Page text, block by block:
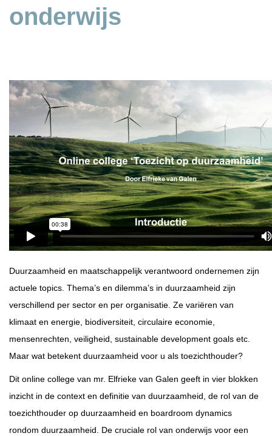
onderwijs
Duurzaamheid en maatschappelijk verantwoord ondernemen zijn
actuele topics. Thema’s en dilemma’s in duurzaamheid zijn
verschillend per sector en per organisatie. Ze variëren van
klimaat en energie, biodiversiteit, circulaire economie,
mensenrechten, veiligheid, sustainable development goals etc.
Maar wat betekent duurzaamheid voor u als toezichthouder?
Dit online college van mr. Elfrieke van Galen geeft in vier blokken
inzicht in de context en definitie van duurzaamheid, de rol van de
toezichthouder op duurzaamheid en boardroom dynamics
rondom duurzaamheid. De cruciale rol van onderwijs voor een